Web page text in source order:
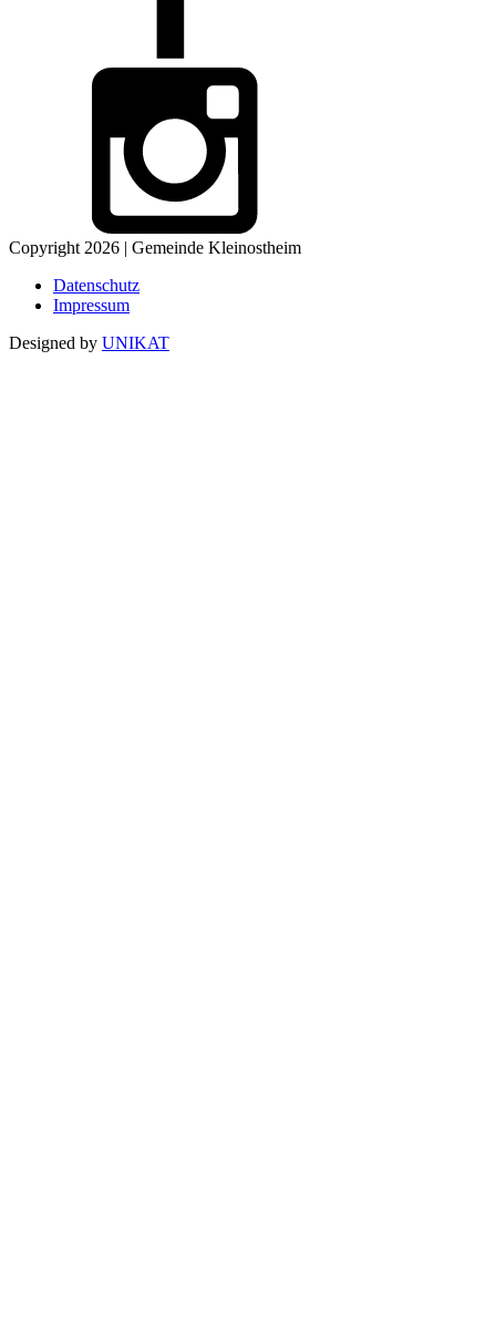
Copyright 2026 | Gemeinde Kleinostheim
Datenschutz
Impressum
Designed by UNIKAT